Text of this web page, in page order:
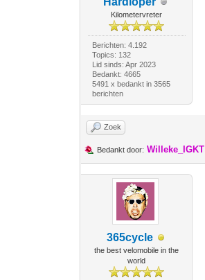
Kilometervreter
Berichten: 4.192
Topics: 132
Lid sinds: Apr 2023
Bedankt: 4665
5491 x bedankt in 3565
berichten
Zoek
Bedankt door: Willeke_IGKT
365cycle
the best velomobile in the
world